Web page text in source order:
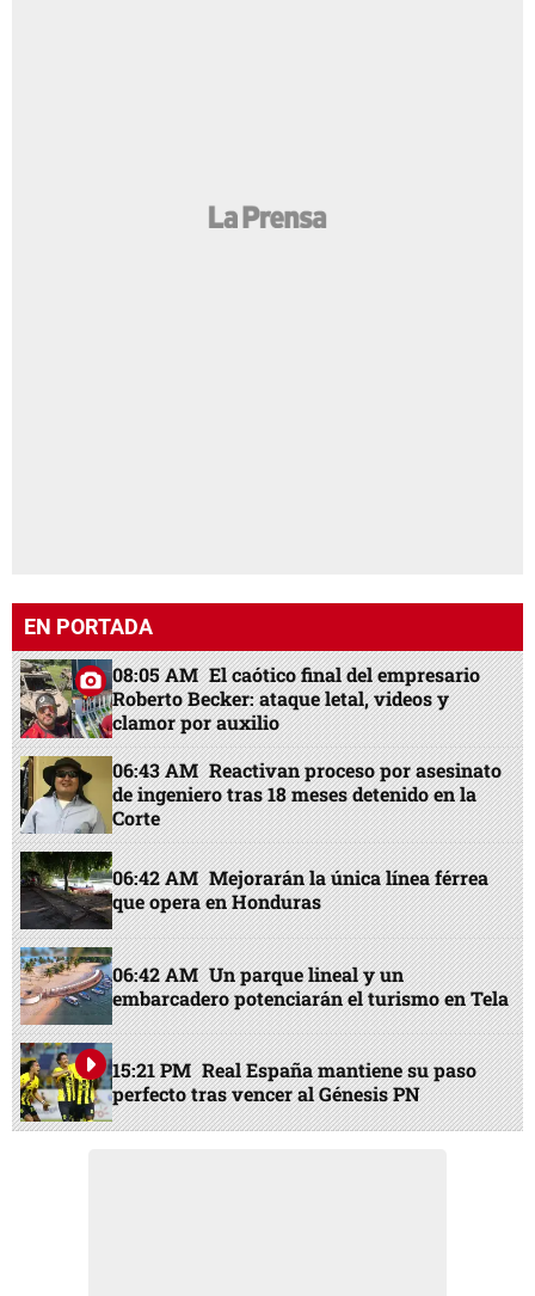
EN PORTADA
08:05 AM El caótico final del empresario
Roberto Becker: ataque letal, videos y
clamor por auxilio
06:43 AM Reactivan proceso por asesinato
de ingeniero tras 18 meses detenido en la
Corte
06:42 AM Mejorarán la única línea férrea
que opera en Honduras
06:42 AM Un parque lineal y un
embarcadero potenciarán el turismo en Tela
15:21 PM Real España mantiene su paso
perfecto tras vencer al Génesis PN